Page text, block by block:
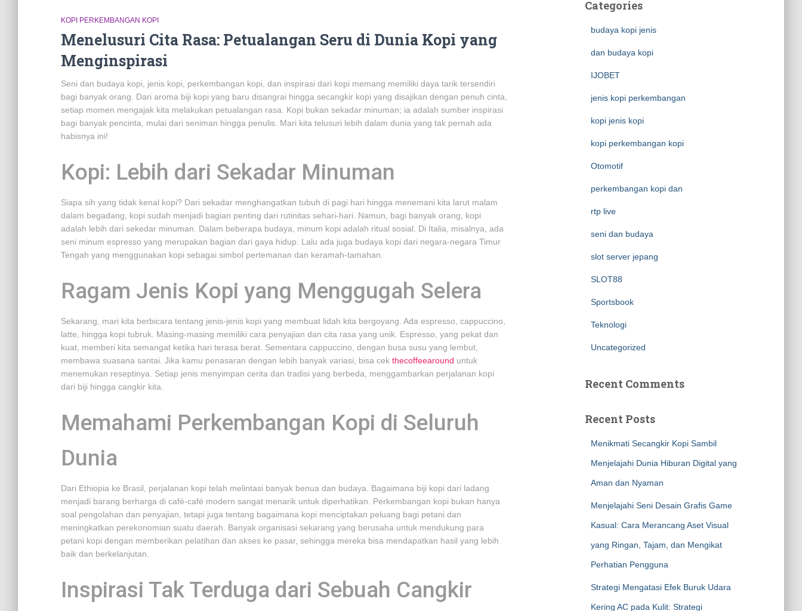
KOPI PERKEMBANGAN KOPI
Menelusuri Cita Rasa: Petualangan Seru di Dunia Kopi yang
Menginspirasi
Seni dan budaya kopi, jenis kopi, perkembangan kopi, dan inspirasi dari kopi memang memiliki daya tarik tersendiri
bagi banyak orang. Dari aroma biji kopi yang baru disangrai hingga secangkir kopi yang disajikan dengan penuh cinta,
setiap momen mengajak kita melakukan petualangan rasa. Kopi bukan sekadar minuman; ia adalah sumber inspirasi
bagi banyak pencinta, mulai dari seniman hingga penulis. Mari kita telusuri lebih dalam dunia yang tak pernah ada
habisnya ini!
Kopi: Lebih dari Sekadar Minuman
Siapa sih yang tidak kenal kopi? Dari sekadar menghangatkan tubuh di pagi hari hingga menemani kita larut malam
dalam begadang, kopi sudah menjadi bagian penting dari rutinitas sehari-hari. Namun, bagi banyak orang, kopi
adalah lebih dari sekedar minuman. Dalam beberapa budaya, minum kopi adalah ritual sosial. Di Italia, misalnya, ada
seni minum espresso yang merupakan bagian dari gaya hidup. Lalu ada juga budaya kopi dari negara-negara Timur
Tengah yang menggunakan kopi sebagai simbol pertemanan dan keramah-tamahan.
Ragam Jenis Kopi yang Menggugah Selera
Sekarang, mari kita berbicara tentang jenis-jenis kopi yang membuat lidah kita bergoyang. Ada espresso, cappuccino,
latte, hingga kopi tubruk. Masing-masing memiliki cara penyajian dan cita rasa yang unik. Espresso, yang pekat dan
kuat, memberi kita semangat ketika hari terasa berat. Sementara cappuccino, dengan busa susu yang lembut,
membawa suasana santai. Jika kamu penasaran dengan lebih banyak variasi, bisa cek thecoffeearound untuk
menemukan reseptinya. Setiap jenis menyimpan cerita dan tradisi yang berbeda, menggambarkan perjalanan kopi
dari biji hingga cangkir kita.
Memahami Perkembangan Kopi di Seluruh
Dunia
Dari Ethiopia ke Brasil, perjalanan kopi telah melintasi banyak benua dan budaya. Bagaimana biji kopi dari ladang
menjadi barang berharga di café-café modern sangat menarik untuk diperhatikan. Perkembangan kopi bukan hanya
soal pengolahan dan penyajian, tetapi juga tentang bagaimana kopi menciptakan peluang bagi petani dan
meningkatkan perekonomian suatu daerah. Banyak organisasi sekarang yang berusaha untuk mendukung para
petani kopi dengan memberikan pelatihan dan akses ke pasar, sehingga mereka bisa mendapatkan hasil yang lebih
baik dan berkelanjutan.
Inspirasi Tak Terduga dari Sebuah Cangkir
Categories
budaya kopi jenis
dan budaya kopi
IJOBET
jenis kopi perkembangan
kopi jenis kopi
kopi perkembangan kopi
Otomotif
perkembangan kopi dan
rtp live
seni dan budaya
slot server jepang
SLOT88
Sportsbook
Teknologi
Uncategorized
Recent Comments
Recent Posts
Menikmati Secangkir Kopi Sambil
Menjelajahi Dunia Hiburan Digital yang
Aman dan Nyaman
Menjelajahi Seni Desain Grafis Game
Kasual: Cara Merancang Aset Visual
yang Ringan, Tajam, dan Mengikat
Perhatian Pengguna
Strategi Mengatasi Efek Buruk Udara
Kering AC pada Kulit: Strategi